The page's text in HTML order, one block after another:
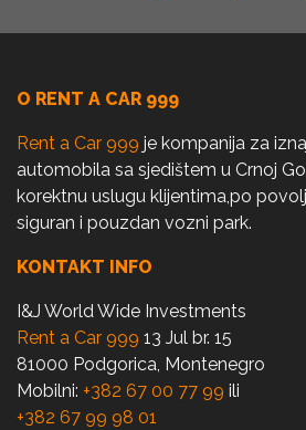
O RENT A CAR 999
Rent a Car 999 je kompanija za
automobila sa sjedištem u Crnoj
korektnu uslugu klijentima,po
siguran i pouzdan vozni park.
KONTAKT INFO
I&J World Wide Investments
Rent a Car 999 13 Jul br. 15
81000 Podgorica, Montenegro
Mobilni: +382 67 00 77 99 ili
+382 67 99 98 01